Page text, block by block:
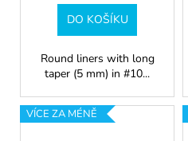
DO KOŠÍKU
Round liners with long
taper (5 mm) in #10...
VÍCE ZA MÉNĚ